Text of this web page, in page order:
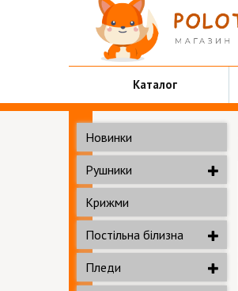
Каталог
Новинки
Рушники
Крижми
Постільна білизна
Пледи